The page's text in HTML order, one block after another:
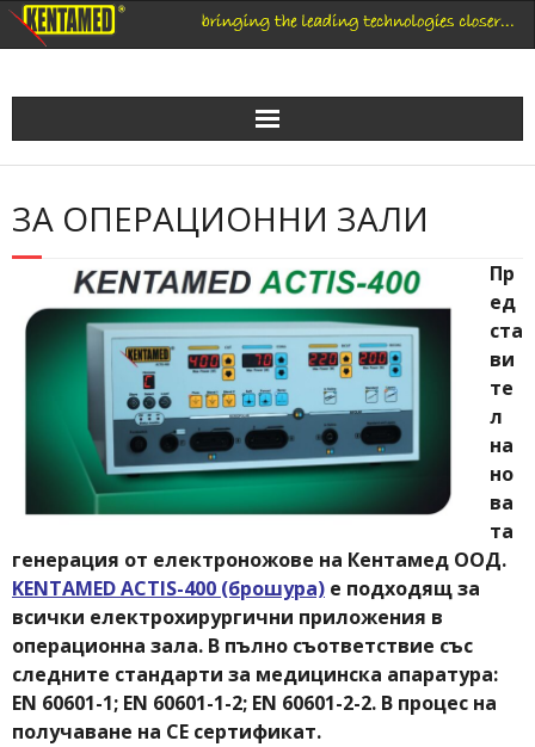
Skip
ЗА ОПЕРАЦИОННИ ЗАЛИ
Пр
ед
ста
ви
те
л
на
но
ва
та
генерация от електроножове на Кентамед ООД.
KENTAMED ACTIS-400 (брошура) е подходящ за
всички електрохирургични приложения в
операционна зала. В пълно съответствие със
следните стандарти за медицинска апаратура:
EN 60601-1; EN 60601-1-2; EN 60601-2-2. В процес на
получаване на СЕ сертификат.